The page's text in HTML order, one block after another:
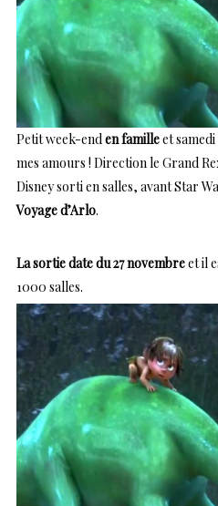
Petit week-enden familleet
mes amours ! Direction le Grand
Disney sorti en salles, avant Star
Voyage d’Arlo.
La sortie date du 27 novembreet il
1000 salles.